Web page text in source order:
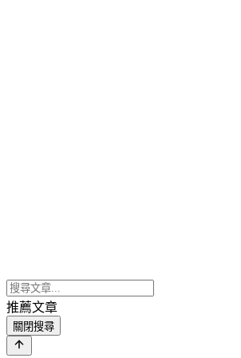
推薦文章
關閉搜尋